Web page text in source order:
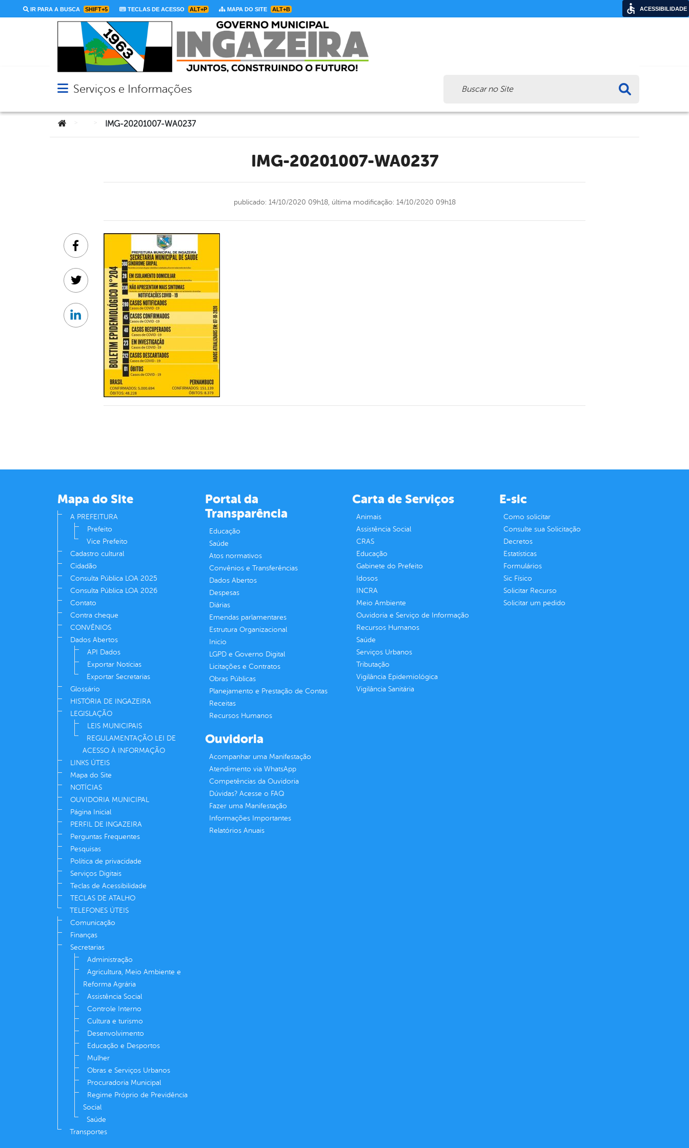
IR PARA A BUSCA SHIFT+5 TECLAS DE ACESSO ALT+P MAPA DO SITE ALT+B
Abrir menu principal de navegação
Serviços e Informações
Você está aqui:IMG-20201007-WA0237
IMG-20201007-WA0237
publicado: 14/10/2020 09h18, última modificação: 14/10/2020 09h18
Facebook
Twitter
Linkedin
Mapa do Site
A PREFEITURA
Prefeito
Vice Prefeito
Cadastro cultural
Cidadão
Consulta Pública LOA 2025
Consulta Pública LOA 2026
Contato
Contra cheque
CONVÊNIOS
Dados Abertos
API Dados
Exportar Notícias
Exportar Secretarias
Glossário
HISTÓRIA DE INGAZEIRA
LEGISLAÇÃO
LEIS MUNICIPAIS
REGULAMENTAÇÃO LEI DE
ACESSO À INFORMAÇÃO
LINKS ÚTEIS
Mapa do Site
NOTÍCIAS
OUVIDORIA MUNICIPAL
Página Inicial
PERFIL DE INGAZEIRA
Perguntas Frequentes
Pesquisas
Política de privacidade
Serviços Digitais
Teclas de Acessibilidade
TECLAS DE ATALHO
TELEFONES ÚTEIS
Comunicação
Finanças
Secretarias
Administração
Agricultura, Meio Ambiente e
Reforma Agrária
Assistência Social
Controle Interno
Cultura e turismo
Desenvolvimento
Educação e Desportos
Mulher
Obras e Serviços Urbanos
Procuradoria Municipal
Regime Próprio de Previdência
Social
Saúde
Transportes
Portal da
Transparência
Educação
Saúde
Atos normativos
Convênios e Transferências
Dados Abertos
Despesas
Diárias
Emendas parlamentares
Estrutura Organizacional
Inicio
LGPD e Governo Digital
Licitações e Contratos
Obras Públicas
Planejamento e Prestação de Contas
Receitas
Recursos Humanos
Carta de Serviços
Animais
Assistência Social
CRAS
Educação
Gabinete do Prefeito
Idosos
INCRA
Meio Ambiente
Ouvidoria e Serviço de Informação
Recursos Humanos
Saúde
Serviços Urbanos
Tributação
Vigilância Epidemiológica
Vigilância Sanitária
E-sic
Como solicitar
Consulte sua Solicitação
Decretos
Estatísticas
Formulários
Sic Físico
Solicitar Recurso
Solicitar um pedido
Ouvidoria
Acompanhar uma Manifestação
Atendimento via WhatsApp
Competências da Ouvidoria
Dúvidas? Acesse o FAQ
Fazer uma Manifestação
Informações Importantes
Relatórios Anuais
ACESSIBILIDADE